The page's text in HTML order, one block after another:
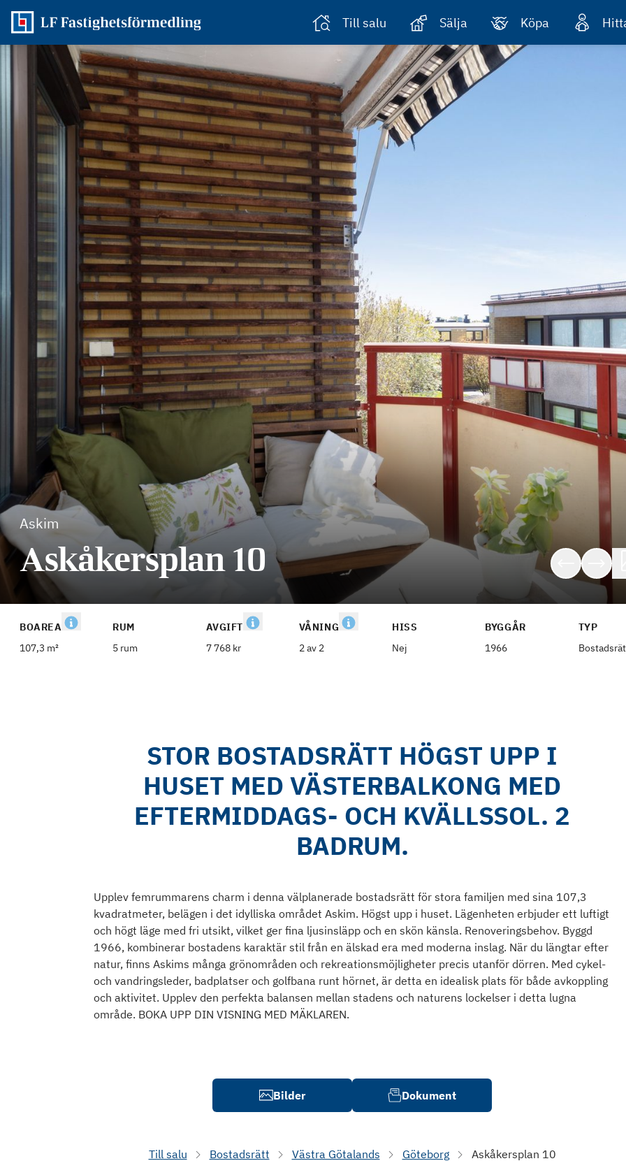
Till salu Sälja Köpa
Askim
Askåkersplan 10
BOAREA
107,3 m²
RUM
5 rum
AVGIFT
7 768 kr
VÅNING
2 av 2
HISS
Nej
BYGGÅR
1966
TYP
STOR BOSTADSRÄTT HÖGST UPP I
HUSET MED VÄSTERBALKONG MED
EFTERMIDDAGS- OCH KVÄLLSSOL. 2
BADRUM.
Upplev femrummarens charm i denna välplanerade bostadsrätt för stora familjen med sina 107,3
kvadratmeter, belägen i det idylliska området Askim. Högst upp i huset. Lägenheten erbjuder ett luftigt
och högt läge med fri utsikt, vilket ger fina ljusinsläpp och en skön känsla. Renoveringsbehov. Byggd
1966, kombinerar bostadens karaktär stil från en älskad era med moderna inslag. När du längtar efter
natur, finns Askims många grönområden och rekreationsmöjligheter precis utanför dörren. Med cykel-
och vandringsleder, badplatser och golfbana runt hörnet, är detta en idealisk plats för både avkoppling
och aktivitet. Upplev den perfekta balansen mellan stadens och naturens lockelser i detta lugna
område. BOKA UPP DIN VISNING MED MÄKLAREN.
Bilder Dokument
Till salu Bostadsrätt Västra Götalands Göteborg Askåkersplan 10